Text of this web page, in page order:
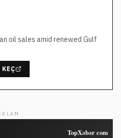
oil sales amid renewed Gulf